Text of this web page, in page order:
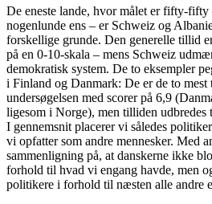
De eneste lande, hvor målet er fifty-
nogenlunde ens – er Schweiz og
forskellige grunde. Den generelle tillid
på en 0-10-skala – mens Schweiz
demokratisk system. De to eksempler
i Finland og Danmark: De er de to
undersøgelsen med scorer på 6,9
ligesom i Norge), men tilliden
I gennemsnit placerer vi således
vi opfatter som andre mennesker. Med
sammenligning på, at danskerne ikke
forhold til hvad vi engang havde, men
politikere i forhold til næsten alle andre